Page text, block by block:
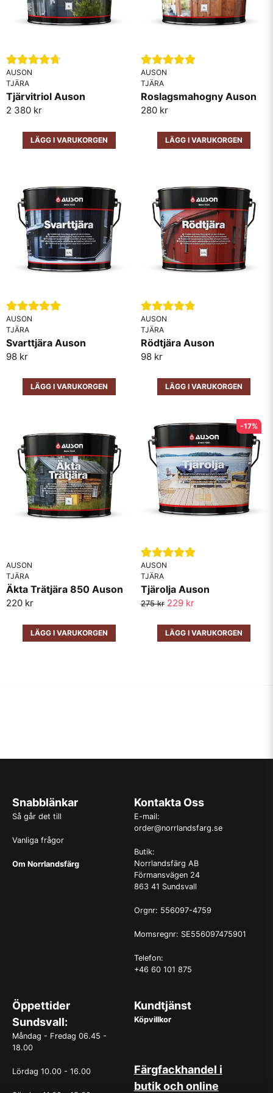
AUSON
TJÄRA
Tjärvitriol Auson
2 380 kr
LÄGG I VARUKORGEN
AUSON
TJÄRA
Roslagsmahogny Auson
280 kr
LÄGG I VARUKORGEN
AUSON
TJÄRA
Svarttjära Auson
98 kr
LÄGG I VARUKORGEN
AUSON
TJÄRA
Rödtjära Auson
98 kr
LÄGG I VARUKORGEN
AUSON
TJÄRA
Äkta Trätjära 850 Auson
220 kr
LÄGG I VARUKORGEN
AUSON
TJÄRA
Tjärolja Auson
275 kr 229 kr
LÄGG I VARUKORGEN
-17%
Skicka fråga
Snabblänkar
Så går det till
Vanliga frågor
Om Norrlandsfärg
Kontakta Oss
E-mail:
order@norrlandsfarg.se
Butik:
Norrlandsfärg AB
Förmansvägen 24
863 41 Sundsvall
Orgnr: 556097-4759
Momsregnr: SE556097475901
Telefon:
+46 60 101 875
Öppettider
Sundsvall:
Måndag - Fredag 06.45 -
18.00
Lördag 10.00 - 16.00
Kundtjänst
Köpvillkor
Färgfackhandel i
butik och online